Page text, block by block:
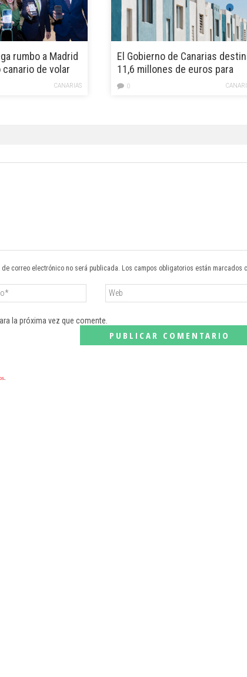
rumbo a Madrid
de volar
CANARIAS
El Gobierno de Canarias
11,6 millones de euros para
combatir la despoblación en
0
de correo electrónico no será publicada. Los campos obligatorios están marcados
la próxima vez que comente.